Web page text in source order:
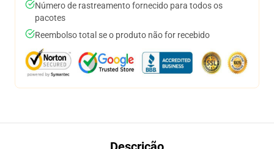
Número de rastreamento fornecido para todos os
pacotes
Reembolso total se o produto não for recebido